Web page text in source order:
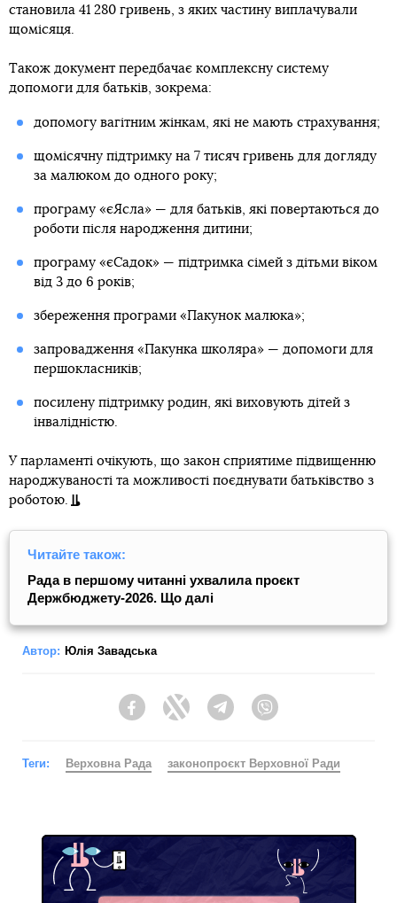
становила 41 280 гривень, з яких частину виплачували
щомісяця.
Також документ передбачає комплексну систему
допомоги для батьків, зокрема:
допомогу вагітним жінкам, які не мають страхування;
щомісячну підтримку на 7 тисяч гривень для догляду
за малюком до одного року;
програму «єЯсла» — для батьків, які повертаються до
роботи після народження дитини;
програму «єСадок» — підтримка сімей з дітьми віком
від 3 до 6 років;
збереження програми «Пакунок малюка»;
запровадження «Пакунка школяра» — допомоги для
першокласників;
посилену підтримку родин, які виховують дітей з
інвалідністю.
У парламенті очікують, що закон сприятиме підвищенню
народжуваності та можливості поєднувати батьківство з
роботою.
Читайте також:
Рада в першому читанні ухвалила проєкт
Держбюджету-2026. Що далі
Автор: Юлія Завадська
FacebookTwitter Telegram
Теги: Верховна Рада законопроєкт Верховної Ради